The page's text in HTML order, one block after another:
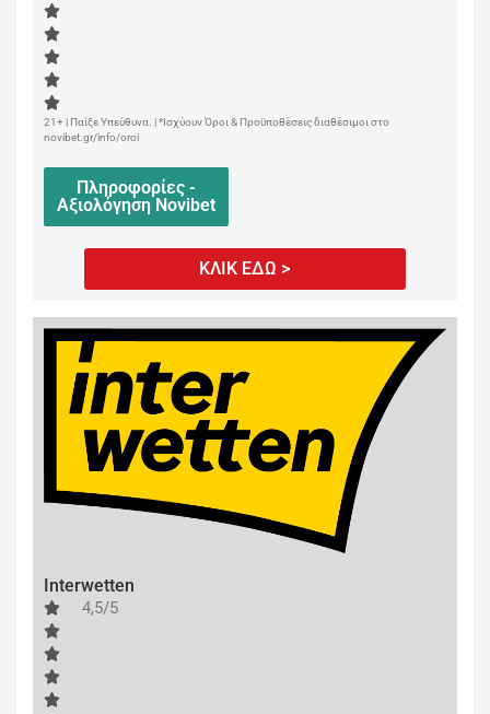
21+ | Παίξε Υπεύθυνα. | *Ισχύουν Όροι & Προϋποθέσεις διαθέσιμοι στο
novibet.gr/info/oroi
Πληροφορίες -
Αξιολόγηση Novibet
ΚΛΙΚ ΕΔΩ >
Interwetten
4,5/5